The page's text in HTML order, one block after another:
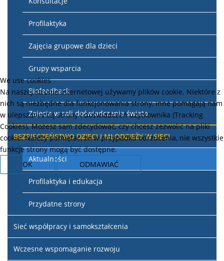
Profilaktyka
Zajęcia grupowe dla dzieci
Grupy wsparcia
Biofeedback
Zajęcia w sali doświadczania świata
BEZPIECZEŃSTWO DZIECI I MŁODZIEŻY W SIECI
Aktualności
Profilaktyka i edukacja
Przydatne strony
Sieć współpracy i samokształcenia
Wczesne wspomaganie rozwoju
We use cookies
Na naszej stronie internetowej używamy plików cookie. Niektóre z
nich są niezbędne dla funkcjonowania strony, inne pomagają nam
w ulepszaniu tej strony i doświadczeń użytkownika (Tracking
Cookies). Możesz sam zdecydować, czy chcesz zezwolić na pliki
cookie. Należy pamiętać, że w przypadku odrzucenia, nie wszystkie
funkcje strony mogą być dostępne.
OK
ODMAWIAĆ